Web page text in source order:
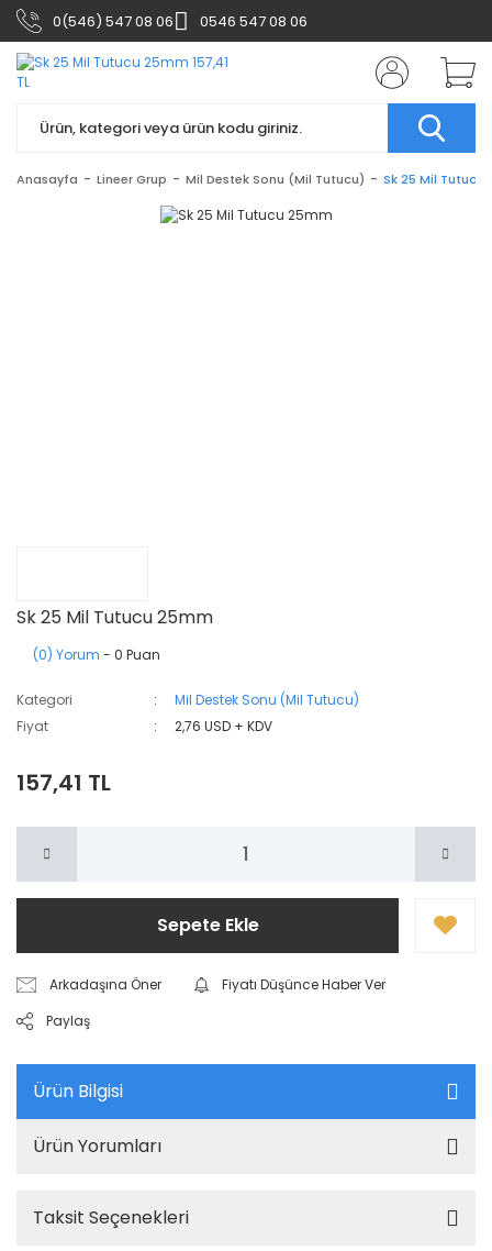
0(546) 547 08 06 0546 547 08 06
Anasayfa Lineer Grup Mil Destek Sonu (Mil Tutucu) Sk 25 Mil Tutucu
Sk 25 Mil Tutucu 25mm
(0) Yorum - 0 Puan
Kategori
Mil Destek Sonu (Mil Tutucu)
Fiyat
2,76 USD + KDV
157,41 TL
Sepete Ekle
Arkadaşına Öner
Fiyatı Düşünce Haber Ver
Paylaş
Ürün Bilgisi
Ürün Yorumları
Taksit Seçenekleri